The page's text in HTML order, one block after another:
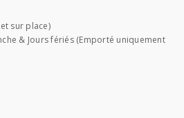
sur place)
& Jours fériés (Emporté uniquement